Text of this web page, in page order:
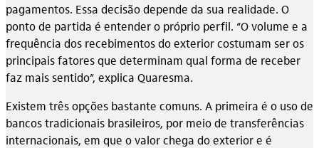
pagamentos. Essa decisão depende da sua realidade. O
ponto de partida é entender o próprio perfil. “O volume e a
frequência dos recebimentos do exterior costumam ser os
principais fatores que determinam qual forma de receber
faz mais sentido”, explica Quaresma.
Existem três opções bastante comuns. A primeira é o uso de
bancos tradicionais brasileiros, por meio de transferências
internacionais, em que o valor chega do exterior e é